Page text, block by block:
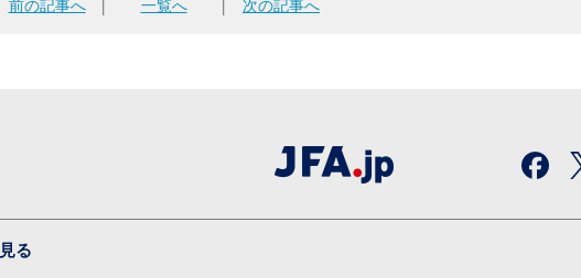
前の記事へ│ 一覧へ 次の記事へ
見る